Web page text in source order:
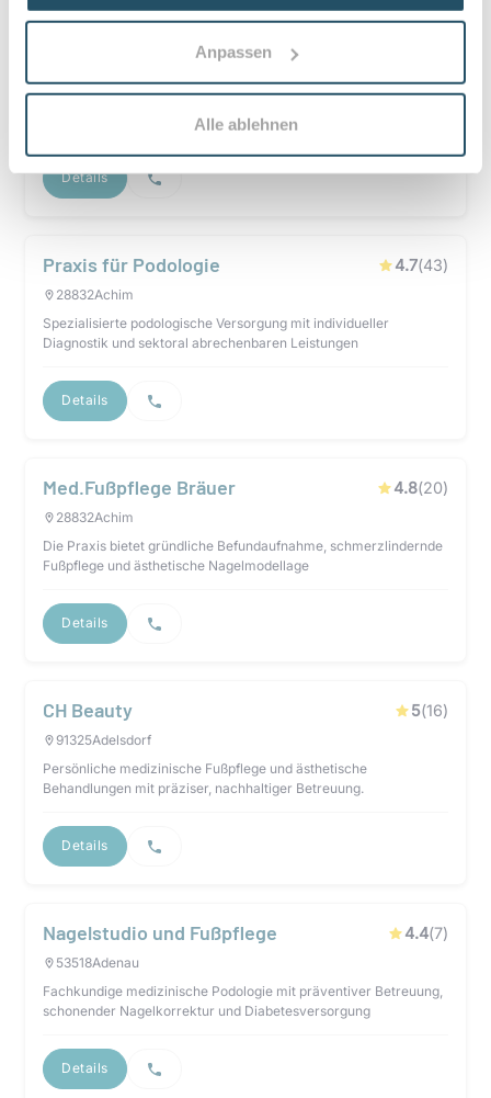
Anpassen
Alle ablehnen
Fußpflegezentrum Achim 4.6(35)
Fachkundige, schmerzfreie Fußbehandlungen mit moderner
Gerätetechnik, Behandlung eingewachsener Nägel,
Details
Praxis für Podologie 4.7(43)
28832Achim
Spezialisierte podologische Versorgung mit individueller
Diagnostik und sektoral abrechenbaren Leistungen
Details
Med.Fußpflege Bräuer 4.8(20)
28832Achim
Die Praxis bietet gründliche Befundaufnahme, schmerzlindernde
Fußpflege und ästhetische Nagelmodellage
Details
CH Beauty 5(16)
91325Adelsdorf
Persönliche medizinische Fußpflege und ästhetische
Behandlungen mit präziser, nachhaltiger Betreuung.
Details
Nagelstudio und Fußpflege 4.4(7)
53518Adenau
Fachkundige medizinische Podologie mit präventiver Betreuung,
schonender Nagelkorrektur und Diabetesversorgung
Details